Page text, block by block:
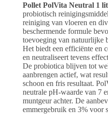
Pollet PolVita Neutral 1
probiotisch
reiniging van vloeren en
beschermende formule
toevoeging van natuurlijke
Het biedt een efficiënte en
en neutraliseert tevens
De probiotica blijven tot
aanbrengen actief, wat
schoon en fris resultaat.
neutrale pH-waarde van 7
muntgeur achter. De
emmergebruik en 3% voor